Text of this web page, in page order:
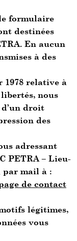
formulaire
destinées
En aucun
à des
1978 relative à
nous
droit
des
adressant
PETRA – Lieu-
par mail à :
de contact
légitimes,
vous